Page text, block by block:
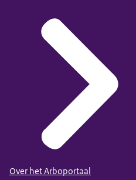
Over het Arboportaal